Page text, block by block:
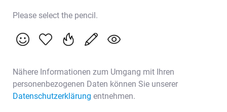
Please select the pencil.
Nähere Informationen zum Umgang mit Ihren
personenbezogenen Daten können Sie unserer
Datenschutzerklärung entnehmen.